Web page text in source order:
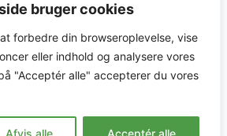
bruger cookies
forbedre din browseroplevelse, vise
eller indhold og analysere vores
"Acceptér alle" accepterer du vores
Afvis alle Acceptér alle